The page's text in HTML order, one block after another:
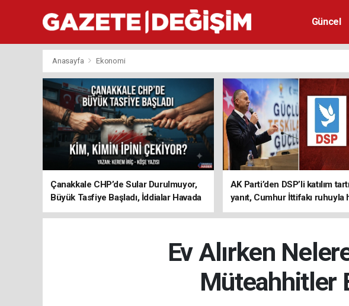
Güncel
Anasayfa Ekonomi
Çanakkale CHP’de Sular Durulmuyor,
Büyük Tasfiye Başladı, İddialar Havada
Uçuşuyor
AK Parti’den DSP’li katılım
yanıt, Cumhur İttifakı ruhuyla
ediyoruz
Ev Alırken
Müteahhitler